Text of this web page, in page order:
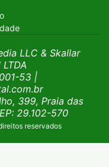
LLC & Skallar
53 |
399, Praia das
29.102-570
reservados